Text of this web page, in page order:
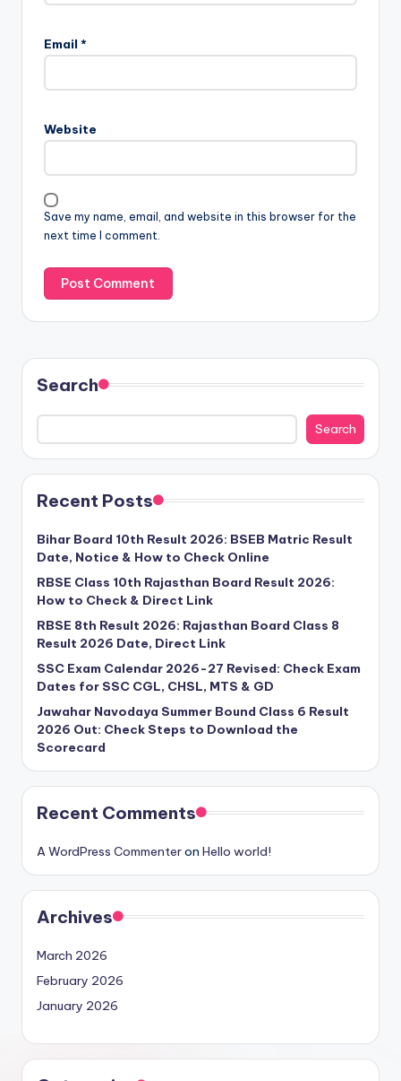
Email *
Website
Save my name, email, and website in this browser for the
next time I comment.
Search
Search
Recent Posts
Bihar Board 10th Result 2026: BSEB Matric Result
Date, Notice & How to Check Online
RBSE Class 10th Rajasthan Board Result 2026:
How to Check & Direct Link
RBSE 8th Result 2026: Rajasthan Board Class 8
Result 2026 Date, Direct Link
SSC Exam Calendar 2026-27 Revised: Check Exam
Dates for SSC CGL, CHSL, MTS & GD
Jawahar Navodaya Summer Bound Class 6 Result
2026 Out: Check Steps to Download the
Scorecard
Recent Comments
A WordPress Commenteron Hello world!
Archives
March 2026
February 2026
January 2026